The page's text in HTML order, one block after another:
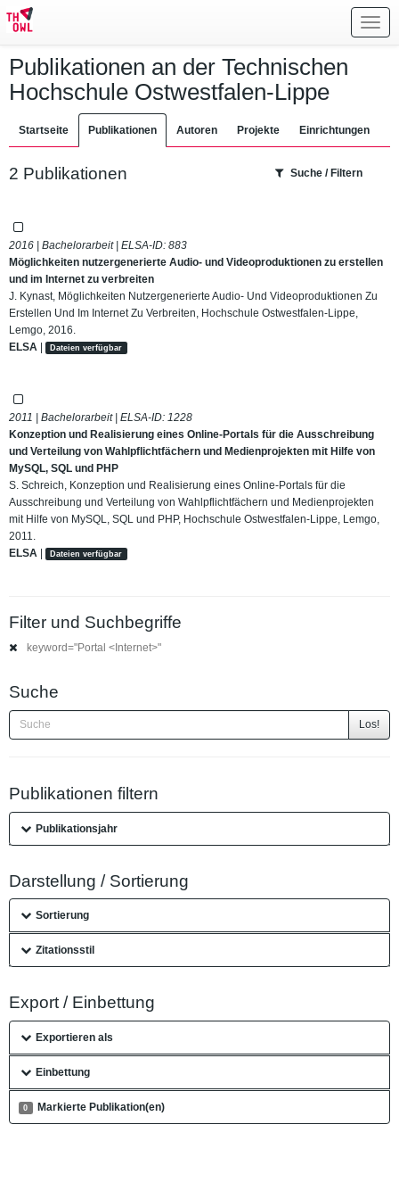
Publikationen an der Technischen
Hochschule Ostwestfalen-Lippe
Startseite Publikationen Autoren Projekte Einrichtungen
2 Publikationen Suche / Filtern
2016 | Bachelorarbeit | ELSA-ID: 883
Möglichkeiten nutzergenerierte Audio- und Videoproduktionen zu erstellen
und im Internet zu verbreiten
J. Kynast, Möglichkeiten Nutzergenerierte Audio- Und Videoproduktionen Zu
Erstellen Und Im Internet Zu Verbreiten, Hochschule Ostwestfalen-Lippe,
Lemgo, 2016.
ELSA | Dateien verfügbar
2011 | Bachelorarbeit | ELSA-ID: 1228
Konzeption und Realisierung eines Online-Portals für die Ausschreibung
und Verteilung von Wahlpflichtfächern und Medienprojekten mit Hilfe von
MySQL, SQL und PHP
S. Schreich, Konzeption und Realisierung eines Online-Portals für die
Ausschreibung und Verteilung von Wahlpflichtfächern und Medienprojekten
mit Hilfe von MySQL, SQL und PHP, Hochschule Ostwestfalen-Lippe, Lemgo,
2011.
ELSA | Dateien verfügbar
Filter und Suchbegriffe
keyword="Portal <Internet>"
Suche
Los!
Publikationen filtern
Publikationsjahr
Darstellung / Sortierung
Sortierung
Zitationsstil
Export / Einbettung
Exportieren als
Einbettung
0 Markierte Publikation(en)